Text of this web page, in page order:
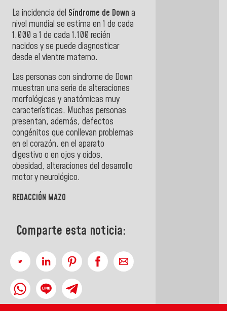
La incidencia del Síndrome de Down a
nivel mundial se estima en 1 de cada
1.000 a 1 de cada 1.100 recién
nacidos y se puede diagnosticar
desde el vientre materno.
Las personas con síndrome de Down
muestran una serie de alteraciones
morfológicas y anatómicas muy
características. Muchas personas
presentan, además, defectos
congénitos que conllevan problemas
en el corazón, en el aparato
digestivo o en ojos y oídos,
obesidad, alteraciones del desarrollo
motor y neurológico.
REDACCIÓN MAZO
Comparte esta noticia: